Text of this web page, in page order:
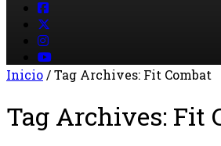
Inicio/Tag Archives: Fit Combat
Tag Archives: Fit